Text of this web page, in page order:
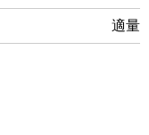
適量